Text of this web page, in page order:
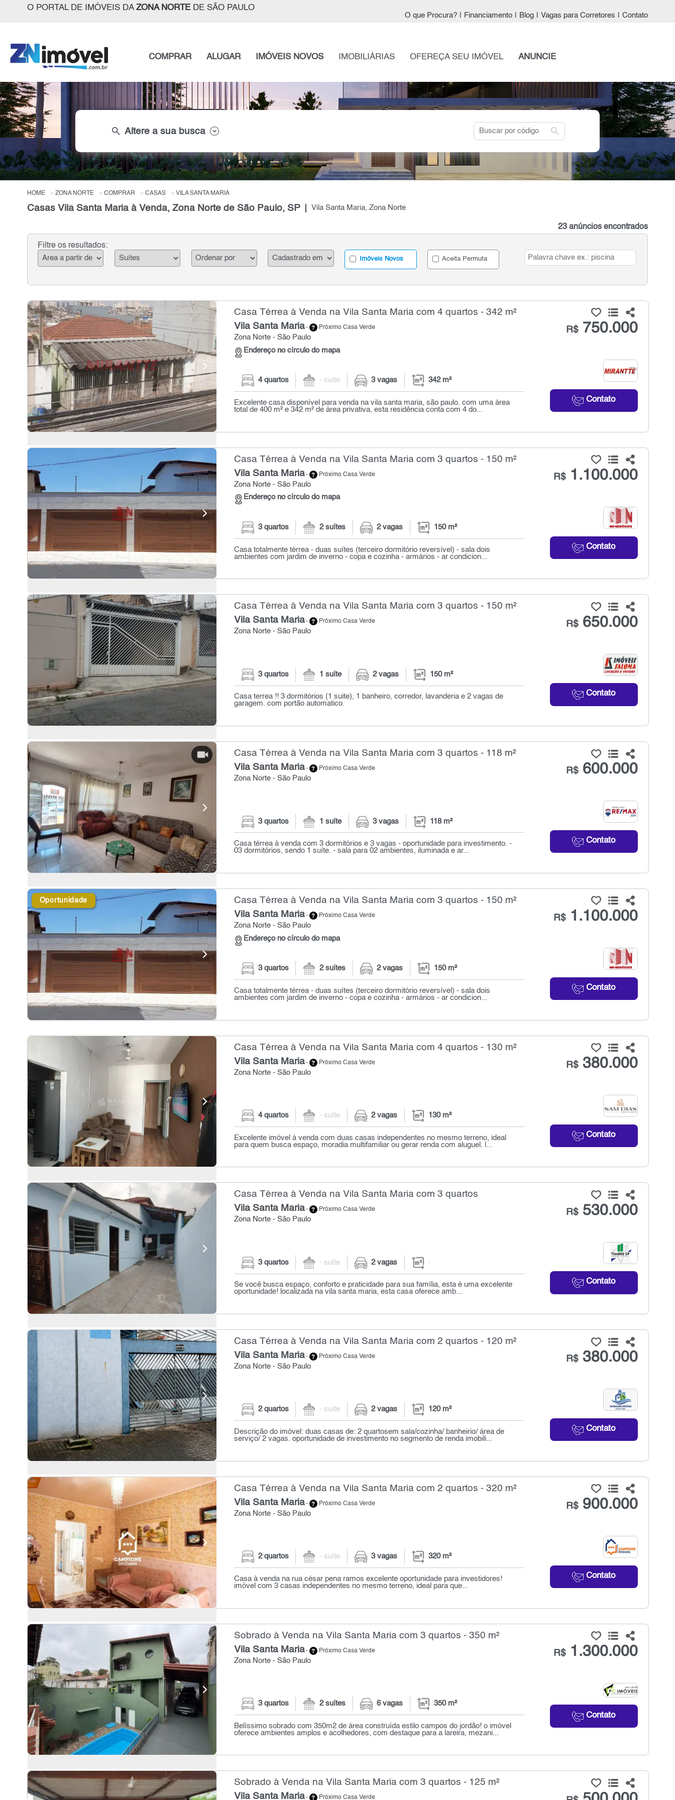
O PORTAL DE IMÓVEIS DA ZONA NORTEDE SÃO PAULO
O que Procura? Financiamento Blog Vagas para Corretores Contato
COMPRAR ALUGAR IMÓVEIS NOVOS IMOBILIÁRIAS OFEREÇA SEU IMÓVEL ANUNCIE
search Altere a sua busca search
HOME ZONA NORTE COMPRAR CASAS VILA SANTA MARIA
Casas Vila Santa Maria à Venda, Zona Norte de São Paulo, SP Vila Santa Maria, Zona Norte
23 anúncios encontrados
Filtre os resultados:
Imóveis Novos Aceita Permuta
Casa Térrea à Venda na Vila Santa Maria com 4 quartos - 342 m²
Vila Santa Maria- Próximo Casa Verde
Zona Norte - São Paulo
Endereço no círculo do mapa
R$750.000
Contato
4 quartos - suíte 3 vagas 342 m²
Excelente casa disponível para venda na vila santa maria, são paulo. com uma área
total de 400 m² e 342 m² de área privativa, esta residência conta com 4 do...
Casa Térrea à Venda na Vila Santa Maria com 3 quartos - 150 m²
Vila Santa Maria- Próximo Casa Verde
Zona Norte - São Paulo
Endereço no círculo do mapa
R$1.100.000
Contato
3 quartos 2 suítes 2 vagas 150 m²
Casa totalmente térrea - duas suítes (terceiro dormitório reversível) - sala dois
ambientes com jardim de inverno - copa e cozinha - armários - ar condicion...
Casa Térrea à Venda na Vila Santa Maria com 3 quartos - 150 m²
Vila Santa Maria- Próximo Casa Verde
Zona Norte - São Paulo
R$650.000
Contato
3 quartos 1 suíte 2 vagas 150 m²
Casa terrea !! 3 dormitórios (1 suite), 1 banheiro, corredor, lavanderia e 2 vagas de
garagem. com portão automatico.
Casa Térrea à Venda na Vila Santa Maria com 3 quartos - 118 m²
Vila Santa Maria- Próximo Casa Verde
Zona Norte - São Paulo
R$600.000
Contato
3 quartos 1 suíte 3 vagas 118 m²
Casa térrea à venda com 3 dormitórios e 3 vagas - oportunidade para investimento. -
03 dormitórios, sendo 1 suíte. - sala para 02 ambientes, iluminada e ar...
Oportunidade Casa Térrea à Venda na Vila Santa Maria com 3 quartos - 150 m²
Vila Santa Maria- Próximo Casa Verde
Zona Norte - São Paulo
Endereço no círculo do mapa
R$1.100.000
Contato
3 quartos 2 suítes 2 vagas 150 m²
Casa totalmente térrea - duas suítes (terceiro dormitório reversível) - sala dois
ambientes com jardim de inverno - copa e cozinha - armários - ar condicion...
Casa Térrea à Venda na Vila Santa Maria com 4 quartos - 130 m²
Vila Santa Maria- Próximo Casa Verde
Zona Norte - São Paulo
R$380.000
Contato
4 quartos - suíte 2 vagas 130 m²
Excelente imóvel à venda com duas casas independentes no mesmo terreno, ideal
para quem busca espaço, moradia multifamiliar ou gerar renda com aluguel. l...
Casa Térrea à Venda na Vila Santa Maria com 3 quartos
Vila Santa Maria- Próximo Casa Verde
Zona Norte - São Paulo
R$530.000
Contato
3 quartos - suíte 2 vagas -
Se você busca espaço, conforto e praticidade para sua família, esta é uma excelente
oportunidade! localizada na vila santa maria, esta casa oferece amb...
Casa Térrea à Venda na Vila Santa Maria com 2 quartos - 120 m²
Vila Santa Maria- Próximo Casa Verde
Zona Norte - São Paulo
R$380.000
Contato
2 quartos - suíte 2 vagas 120 m²
Descrição do imóvel: duas casas de: 2 quartosem sala/cozinha/ banheirio/ área de
serviço/ 2 vagas. oportunidade de investimento no segmento de renda imobili...
Casa Térrea à Venda na Vila Santa Maria com 2 quartos - 320 m²
Vila Santa Maria- Próximo Casa Verde
Zona Norte - São Paulo
R$900.000
Contato
2 quartos - suíte 3 vagas 320 m²
Casa à venda na rua césar pena ramos excelente oportunidade para investidores!
imóvel com 3 casas independentes no mesmo terreno, ideal para que...
Sobrado à Venda na Vila Santa Maria com 3 quartos - 350 m²
Vila Santa Maria- Próximo Casa Verde
Zona Norte - São Paulo
R$1.300.000
Contato
3 quartos 2 suítes 6 vagas 350 m²
Belíssimo sobrado com 350m2 de área construída estilo campos do jordão! o imóvel
oferece ambientes amplos e acolhedores, com destaque para a lareira, mezani...
Sobrado à Venda na Vila Santa Maria com 3 quartos - 125 m²
Vila Santa Maria- Próximo Casa Verde